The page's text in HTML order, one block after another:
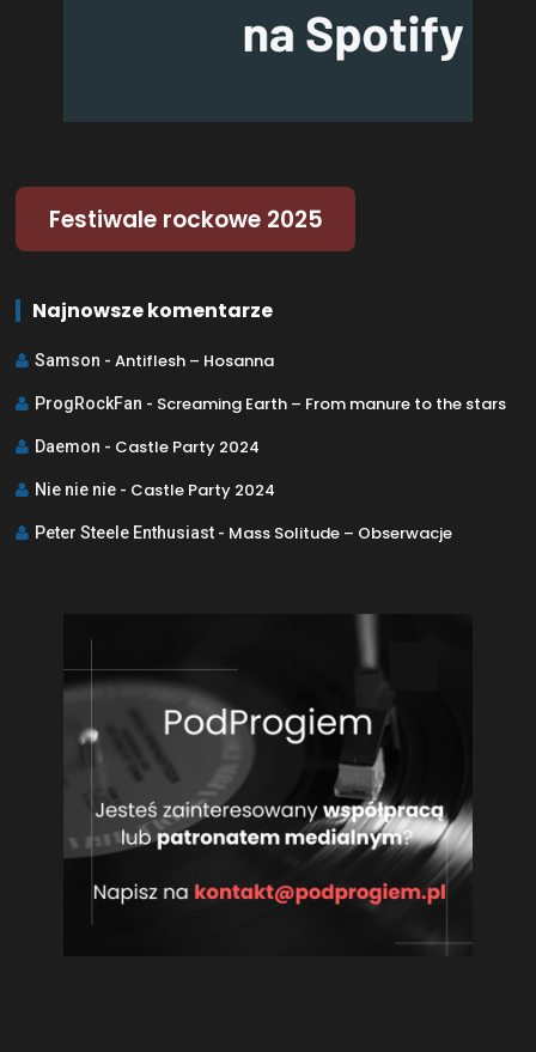
Festiwale rockowe 2025
Najnowsze komentarze
Samson -Antiflesh – Hosanna
ProgRockFan - Screaming Earth – From manure to the stars
Daemon - Castle Party 2024
Nie nie nie - Castle Party 2024
Peter Steele Enthusiast - Mass Solitude – Obserwacje